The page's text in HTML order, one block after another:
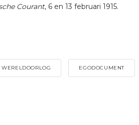
Courant, 6 en 13 februari 1915.
WERELDOORLOG EGODOCUMENT